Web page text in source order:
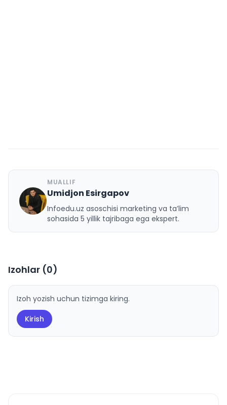
U
MUALLIF
Umidjon Esirgapov
Infoedu.uz asoschisi marketing va ta’lim
sohasida 5 yillik tajribaga ega ekspert.
Izohlar (0)
Izoh yozish uchun tizimga kiring.
Kirish